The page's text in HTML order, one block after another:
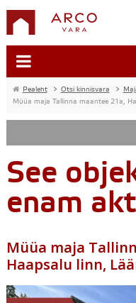
Pealeht > Otsi kinnisvara >
Müüa maja Tallinna maantee 21a,
See
enam
Müüa maja
Haapsalu linn,